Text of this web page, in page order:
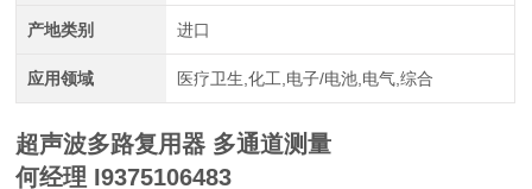
产地类别 进口
应用领域 医疗卫生,化工,电子/电池,电气,综合
超声波多路复用器 多通道测量
何经理 I9375106483